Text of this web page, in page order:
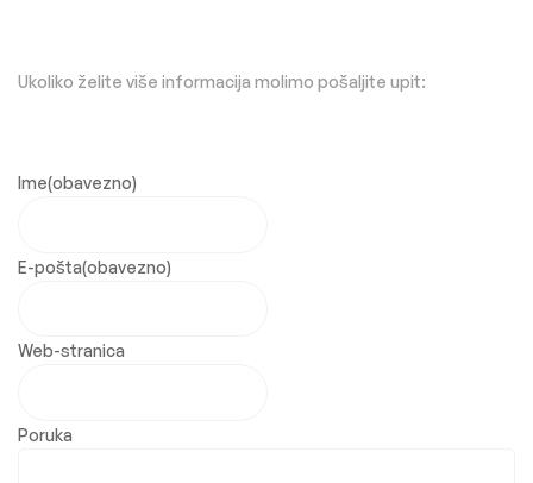
Ukoliko želite više informacija molimo pošaljite upit:
Ime(obavezno)
E-pošta(obavezno)
Web-stranica
Poruka